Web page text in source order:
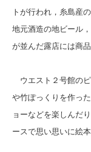
トが行われ，糸島産
地元酒造の地ビール
が並んだ露店には商
ウエスト２号館の
や竹ぽっくりを作っ
ョーなどを楽しんだ
ースで思い思いに絵